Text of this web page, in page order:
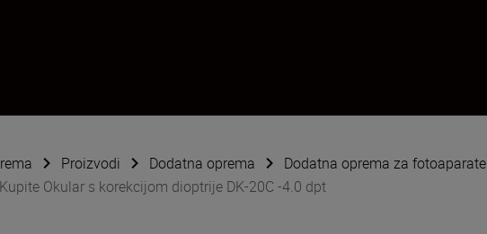
Proizvodi Dodatna oprema
Dodatna oprema za fotoaparate
Kupite Okular s korekcijom dioptrije DK-20C -4.0 dpt